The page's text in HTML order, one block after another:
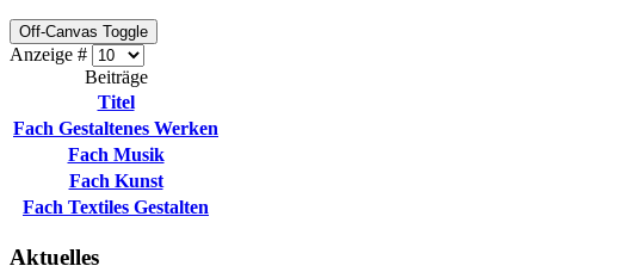
Off-Canvas Toggle
Anzeige #
Beiträge
Titel
Fach Gestaltenes Werken
Fach Musik
Fach Kunst
Fach Textiles Gestalten
Aktuelles